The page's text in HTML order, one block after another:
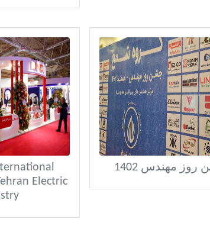
Electric
روز مهندس 1402